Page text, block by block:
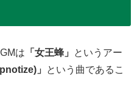
は 「女王蜂」
というアー
」
という曲であるこ